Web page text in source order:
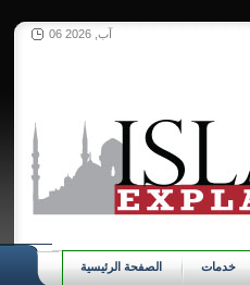
06 آب, 2026
الصفحة الرئيسية خدمات